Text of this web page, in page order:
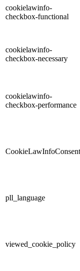
cookielawinfo-
checkbox-functional
cookielawinfo-
checkbox-necessary
cookielawinfo-
checkbox-performance
CookieLawInfoConsent
pll_language
viewed_cookie_policy